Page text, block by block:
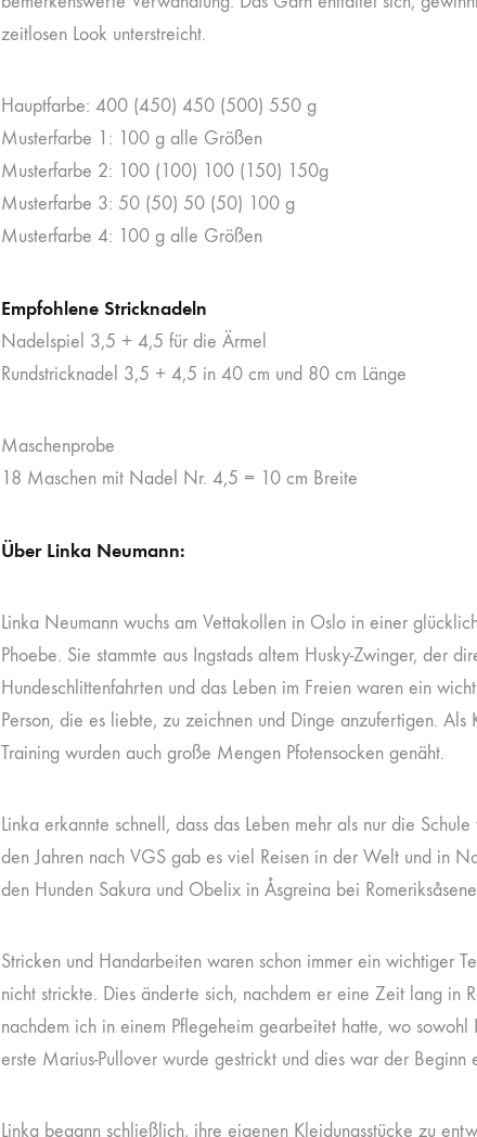
zeitlosen Look unterstreicht.
Hauptfarbe: 400 (450) 450 (500) 550 g
Musterfarbe 1: 100 g alle Größen
Musterfarbe 2: 100 (100) 100 (150) 150g
Musterfarbe 3: 50 (50) 50 (50) 100 g
Musterfarbe 4: 100 g alle Größen
Empfohlene Stricknadeln
Nadelspiel 3,5 + 4,5 für die Ärmel
Rundstricknadel 3,5 + 4,5 in 40 cm und 80 cm Länge
Maschenprobe
18 Maschen mit Nadel Nr. 4,5 = 10 cm Breite
Über Linka Neumann:
Linka Neumann wuchs am Vettakollen in Oslo in einer
Phoebe. Sie stammte aus Ingstads altem Husky-Zwinger, der
Hundeschlittenfahrten und das Leben im Freien waren ein
Person, die es liebte, zu zeichnen und Dinge anzufertigen.
Training wurden auch große Mengen Pfotensocken genäht.
Linka erkannte schnell, dass das Leben mehr als nur die
den Jahren nach VGS gab es viel Reisen in der Welt und in
den Hunden Sakura und Obelix in Åsgreina bei
Stricken und Handarbeiten waren schon immer ein wichtiger
nicht strickte. Dies änderte sich, nachdem er eine Zeit lang in
nachdem ich in einem Pflegeheim gearbeitet hatte, wo
erste Marius-Pullover wurde gestrickt und dies war der Beginn
Linka begann schließlich, ihre eigenen Kleidungsstücke zu